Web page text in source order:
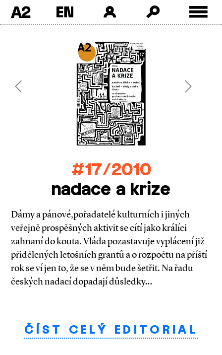
A2
Previous Next
#17/2010
nadace a krize
Dámy a pánové,pořadatelé kulturních i jiných
veřejně prospěšných aktivit se cítí jako králíci
zahnaní do kouta. Vláda pozastavuje vyplácení již
přidělených letošních grantů a o rozpočtu na příští
rok se ví jen to, že se v něm bude šetřit. Na řadu
českých nadací dopadají důsledky…
ČÍST CELÝ EDITORIAL